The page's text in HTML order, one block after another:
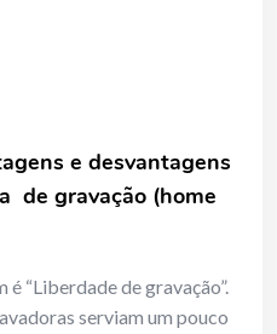
e desvantagens
de gravação (home
é “Liberdade de gravação”.
serviam um pouco